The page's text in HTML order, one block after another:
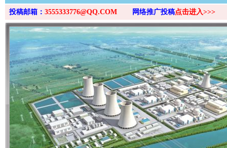
投稿邮箱： 3555333776@QQ.COM 网络推广投稿点击进入>>>